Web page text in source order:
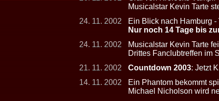
Musicalstar Kevin Tarte
24. 11. 2002
Ein Blick nach Hamburg -
Nur noch 14 Tage bis
24. 11. 2002
Musicalstar Kevin Tarte
Drittes Fanclubtreffen im
21. 11. 2002
Countdown 2003: Jetzt
14. 11. 2002
Ein Phantom bekommt
Michael Nicholson wird